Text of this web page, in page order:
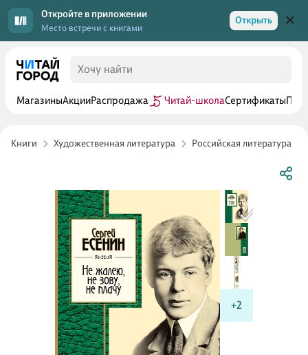
Откройте в приложении
Место встречи с книгами
Открыть
МагазиныАкцииРаспродажа Читай-школаСертификаты
Книги Художественная литература Российская литература
+2